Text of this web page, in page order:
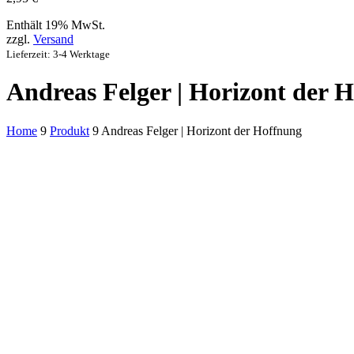
Enthält 19% MwSt.
zzgl. Versand
Lieferzeit: 3-4 Werktage
Andreas Felger | Horizont der
Home 9 Produkt 9 Andreas Felger | Horizont der Hoffnung